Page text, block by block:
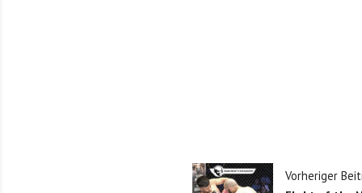
Vorheriger